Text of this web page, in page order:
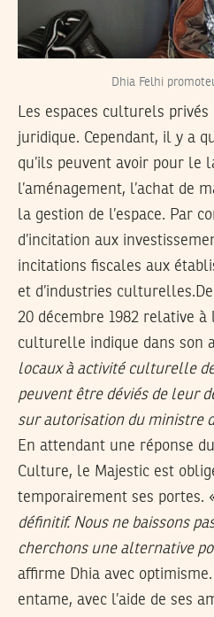
Dhia Felhi
Les espaces culturels
juridique. Cependant, il y a
qu’ils peuvent avoir pour le
l’aménagement, l’achat de
la gestion de l’espace. Par
d’incitation aux
incitations fiscales aux
et d’industries
20 décembre 1982 relative à
culturelle indique dans son
locaux à activité culturelle
peuvent être déviés de leur
sur autorisation du ministre
En attendant une réponse
Culture, le Majestic est
temporairement ses portes.
définitif. Nous ne baissons
cherchons une alternative
affirme Dhia avec
entame, avec l’aide de ses